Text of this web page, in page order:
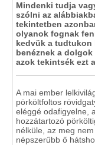
Mindenki tudja
szólni az
tekintetben
olyanok fognak
kedvük a tudtukon
benéznek a dolgok
azok tekintsék ezt
A mai ember
pörköltfoltos
eléggé odafigyelne,
hozzátartozó
nélküle, az meg
népszerűbb ő